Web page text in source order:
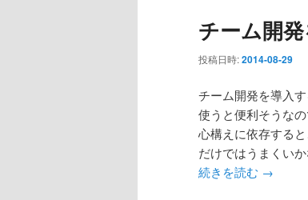
チーム開
投稿日時:2014-08-29
チーム開発を導入
使うと便利そうな
心構えに依存する
だけではうまくいか
続きを読む →